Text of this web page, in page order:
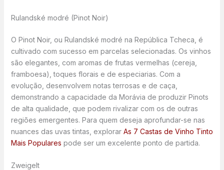
Rulandské modré (Pinot Noir)
O Pinot Noir, ou Rulandské modré na República Tcheca, é
cultivado com sucesso em parcelas selecionadas. Os vinhos
são elegantes, com aromas de frutas vermelhas (cereja,
framboesa), toques florais e de especiarias. Com a
evolução, desenvolvem notas terrosas e de caça,
demonstrando a capacidade da Morávia de produzir Pinots
de alta qualidade, que podem rivalizar com os de outras
regiões emergentes. Para quem deseja aprofundar-se nas
nuances das uvas tintas, explorar As 7 Castas de Vinho Tinto
Mais Populares pode ser um excelente ponto de partida.
Zweigelt